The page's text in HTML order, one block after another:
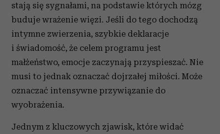
stają się sygnałami, na podstawie których mózg
buduje wrażenie więzi. Jeśli do tego dochodzą
intymne zwierzenia, szybkie deklaracje
i świadomość, że celem programu jest
małżeństwo, emocje zaczynają przyspieszać. Nie
musi to jednak oznaczać dojrzałej miłości. Może
oznaczać intensywne przywiązanie do
wyobrażenia.
Jednym z kluczowych zjawisk, które widać